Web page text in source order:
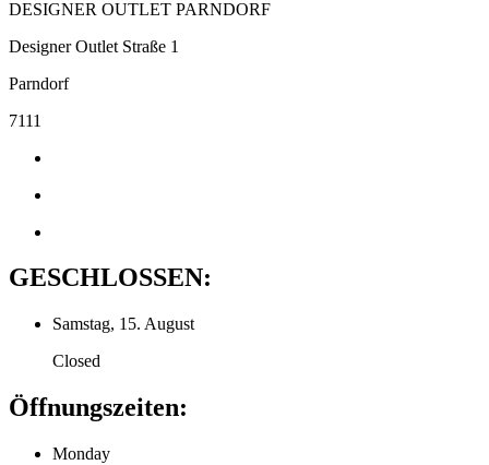
DESIGNER OUTLET PARNDORF
Designer Outlet Straße 1
Parndorf
7111
GESCHLOSSEN:
Samstag, 15. August
Closed
Öffnungszeiten:
Monday